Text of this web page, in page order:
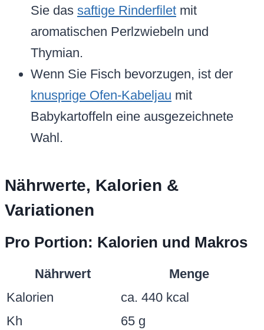
Sie das saftige Rinderfilet mit
aromatischen Perlzwiebeln und
Thymian.
Wenn Sie Fisch bevorzugen, ist der
knusprige Ofen-Kabeljau mit
Babykartoffeln eine ausgezeichnete
Wahl.
Nährwerte, Kalorien &
Variationen
Pro Portion: Kalorien und Makros
Nährwert
Menge
Kalorien
ca. 440 kcal
Kh
65 g